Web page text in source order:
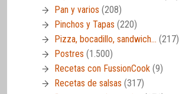
Pan y varios (208)
Pinchos y Tapas (220)
Pizza, bocadillo, sandwich… (217)
Postres (1.500)
Recetas con FussionCook (9)
Recetas de salsas (317)